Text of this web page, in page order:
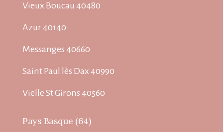
Vieux Boucau 40480
Azur 40140
Messanges 40660
Saint Paul lès Dax 40990
Vielle St Girons 40560
Pays Basque (64)